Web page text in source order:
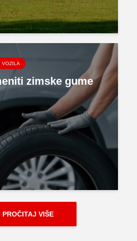
VOZILA
zimske gume
PROČITAJ VIŠE